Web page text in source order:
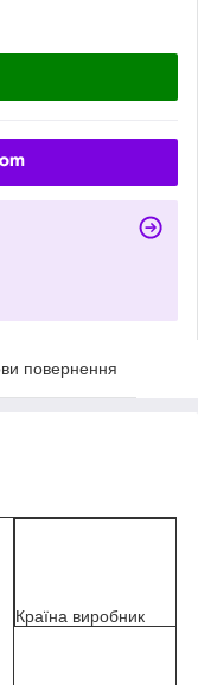
повернення
Країна виробник